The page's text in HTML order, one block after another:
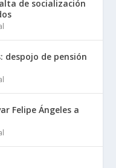
de socialización
despojo de pensión
Felipe Ángeles a